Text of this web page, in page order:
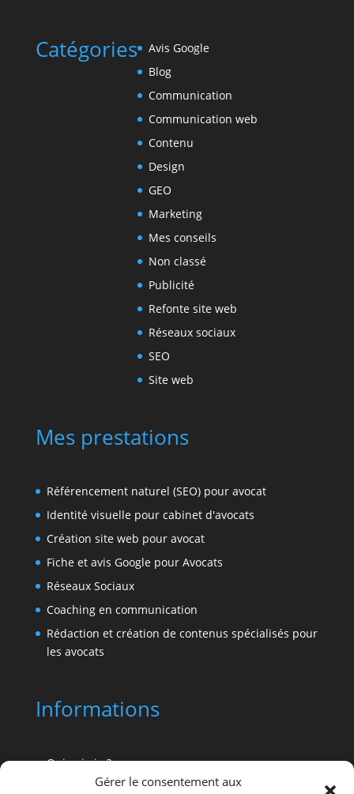
Gérer le consentement aux
Catégories
Avis Google
Blog
Communication
Communication web
Contenu
Design
GEO
Marketing
Mes conseils
Non classé
Publicité
Refonte site web
Réseaux sociaux
SEO
Site web
Mes prestations
Référencement naturel (SEO) pour avocat
Identité visuelle pour cabinet d'avocats
Création site web pour avocat
Fiche et avis Google pour Avocats
Réseaux Sociaux
Coaching en communication
Rédaction et création de contenus spécialisés pour
les avocats
Informations
Qui suis-je ?
Pourquoi Advocatus ?